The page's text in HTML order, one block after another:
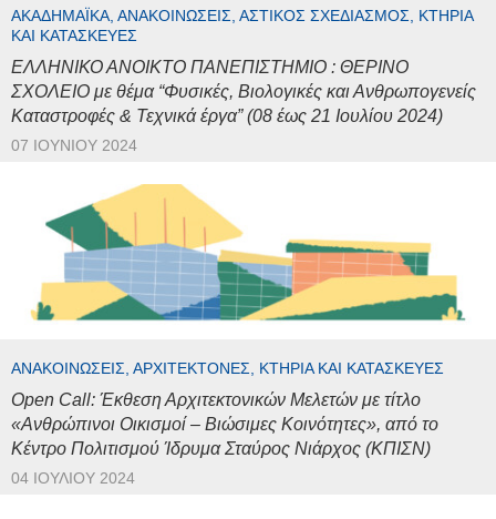
ΑΚΑΔΗΜΑΪΚΆ, ΑΝΑΚΟΙΝΏΣΕΙΣ, ΑΣΤΙΚΌΣ ΣΧΕΔΙΑΣΜΌΣ, ΚΤΉΡΙΑ
ΚΑΙ ΚΑΤΑΣΚΕΥΈΣ
ΕΛΛΗΝΙΚΟ ΑΝΟΙΚΤΟ ΠΑΝΕΠΙΣΤΗΜΙΟ : ΘΕΡΙΝΟ
ΣΧΟΛΕΙΟ με θέμα “Φυσικές, Βιολογικές και Ανθρωπογενείς
Καταστροφές & Τεχνικά έργα” (08 έως 21 Ιουλίου 2024)
07 ΙΟΥΝΊΟΥ 2024
ΑΝΑΚΟΙΝΏΣΕΙΣ, ΑΡΧΙΤΈΚΤΟΝΕΣ, ΚΤΉΡΙΑ ΚΑΙ ΚΑΤΑΣΚΕΥΈΣ
Open Call: Έκθεση Αρχιτεκτονικών Μελετών με τίτλο
«Ανθρώπινοι Οικισμοί – Βιώσιμες Κοινότητες», από το
Κέντρο Πολιτισμού Ίδρυμα Σταύρος Νιάρχος (ΚΠΙΣΝ)
04 ΙΟΥΛΊΟΥ 2024